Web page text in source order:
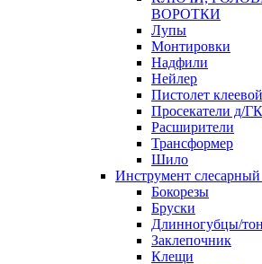
ВОРОТКИ
Лупы
Монтировки
Надфили
Нейлер
Пистолет клеевой
Просекатели д/
Расширители
Трансформер
Шило
Инструмент слесарный
Бокорезы
Бруски
Длинногубцы/
Заклепочник
Клещи